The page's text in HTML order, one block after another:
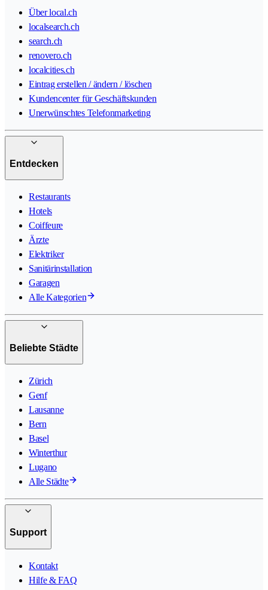
Über local.ch
localsearch.ch
search.ch
renovero.ch
localcities.ch
Eintrag erstellen / ändern / löschen
Kundencenter für Geschäftskunden
Unerwünschtes Telefonmarketing
Entdecken
Restaurants
Hotels
Coiffeure
Ärzte
Elektriker
Sanitärinstallation
Garagen
Alle Kategorien
Beliebte Städte
Zürich
Genf
Lausanne
Bern
Basel
Winterthur
Lugano
Alle Städte
Support
Kontakt
Hilfe & FAQ